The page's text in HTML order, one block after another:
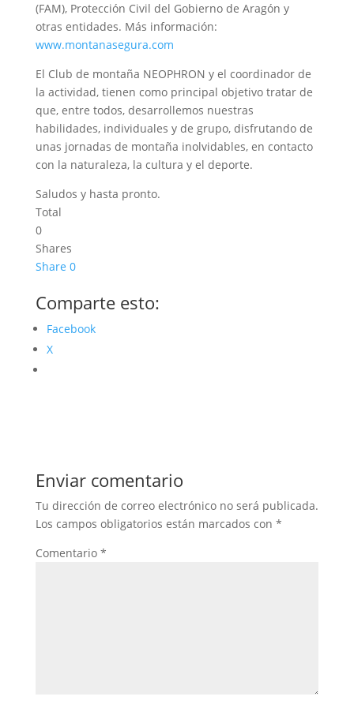
(FAM), Protección Civil del Gobierno de Aragón y
otras entidades. Más información:
www.montanasegura.com
El Club de montaña NEOPHRON y el coordinador de
la actividad, tienen como principal objetivo tratar de
que, entre todos, desarrollemos nuestras
habilidades, individuales y de grupo, disfrutando de
unas jornadas de montaña inolvidables, en contacto
con la naturaleza, la cultura y el deporte.
Saludos y hasta pronto.
Total
0
Shares
Share 0
Comparte esto:
Facebook
X
Enviar comentario
Tu dirección de correo electrónico no será publicada.
Los campos obligatorios están marcados con *
Comentario *